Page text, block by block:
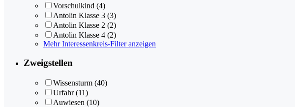
Vorschulkind (4)
Antolin Klasse 3 (3)
Antolin Klasse 2 (2)
Antolin Klasse 4 (2)
Mehr Interessenkreis-Filter anzeigen
Zweigstellen
Wissensturm (40)
Urfahr (11)
Auwiesen (10)